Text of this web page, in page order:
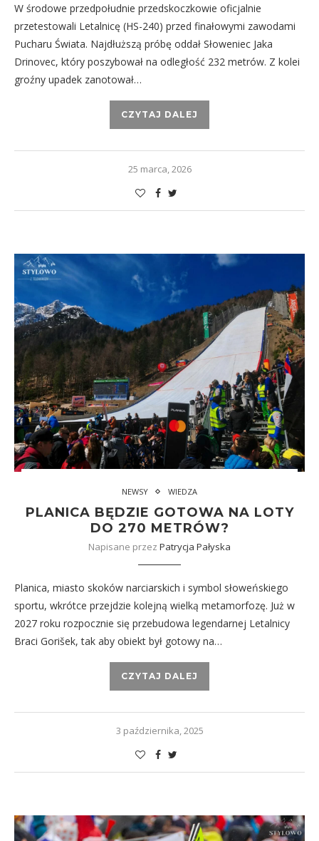
W środowe przedpołudnie przedskoczkowie oficjalnie
przetestowali Letalnicę (HS-240) przed finałowymi zawodami
Pucharu Świata. Najdłuższą próbę oddał Słoweniec Jaka
Drinovec, który poszybował na odległość 232 metrów. Z kolei
groźny upadek zanotował…
CZYTAJ DALEJ
25 marca, 2026
NEWSY WIEDZA
PLANICA BĘDZIE GOTOWA NA LOTY
DO 270 METRÓW?
Napisane przez Patrycja Pałyska
Planica, miasto skoków narciarskich i symbol słoweńskiego
sportu, wkrótce przejdzie kolejną wielką metamorfozę. Już w
2027 roku rozpocznie się przebudowa legendarnej Letalnicy
Braci Gorišek, tak aby obiekt był gotowy na…
CZYTAJ DALEJ
3 października, 2025